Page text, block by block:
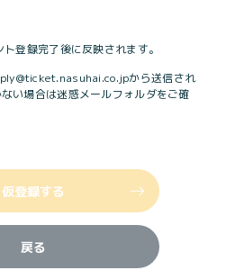
登録完了後に反映されます。
から送信され
い場合は迷惑メールフォルダをご確
仮登録する
戻る